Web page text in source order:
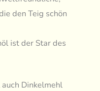
den Teig schön
ist der Star des
Dinkelmehl